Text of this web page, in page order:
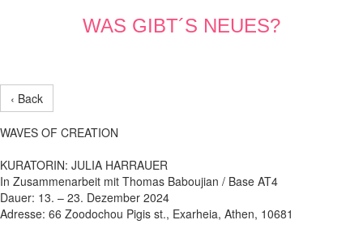
WAS GIBT´S NEUES?
‹ Back
WAVES OF CREATION
KURATORIN: JULIA HARRAUER
In Zusammenarbeit mit Thomas Baboujian / Base AT4
Dauer: 13. – 23. Dezember 2024
Adresse: 66 Zoodochou Pigis st., Exarheia, Athen, 10681